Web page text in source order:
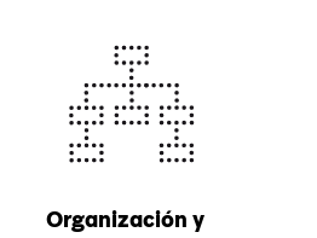
Organización y